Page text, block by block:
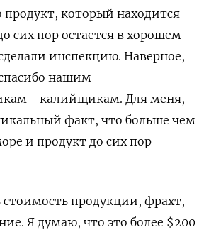
продукт, который находится
сих пор остается в хорошем
инспекцию. Наверное,
нашим
- калийщикам. Для меня,
факт, что больше чем
и продукт до сих пор
продукции, фрахт,
Я думаю, что это более $200